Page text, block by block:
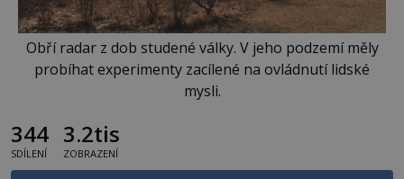
Obří radar z dob studené války. V jeho podzemí měly
probíhat experimenty zacílené na ovládnutí lidské
mysli.
344
SDÍLENÍ
3.2tis
ZOBRAZENÍ